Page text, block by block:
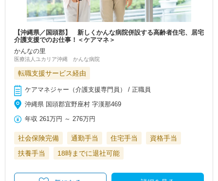
【沖縄県／国頭郡】 新しくかんな病院併設する高齢者住宅、居宅
介護支援でのお仕事！＜ケアマネ＞
かんなの里
医療法人ユカリア沖縄 かんな病院
転職支援サービス経由
ケアマネジャー（介護支援専門員） / 正職員
沖縄県 国頭郡宜野座村 字漢那469
年収 261万円 ～276万円
社会保険完備 通勤手当 住宅手当
資格手当
扶養手当
18時までに退社可能